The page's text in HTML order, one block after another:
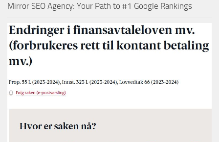
Mirror SEO Agency: Your Path to #1 Google Rankings